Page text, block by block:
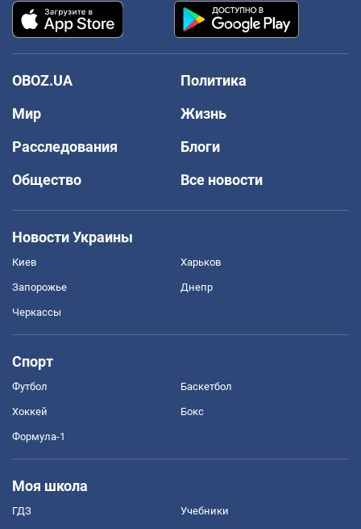
OBOZ.UA
Политика
Мир
Жизнь
Расследования
Блоги
Общество
Все новости
Новости Украины
Киев Харьков
Запорожье Днепр
Черкассы
Спорт
Футбол Баскетбол
Хоккей Бокс
Формула-1
Моя школа
ГДЗ Учебники